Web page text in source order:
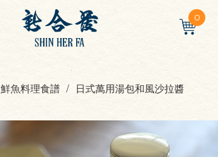
0
鮮魚料理食譜 日式萬用湯包和風沙拉醬